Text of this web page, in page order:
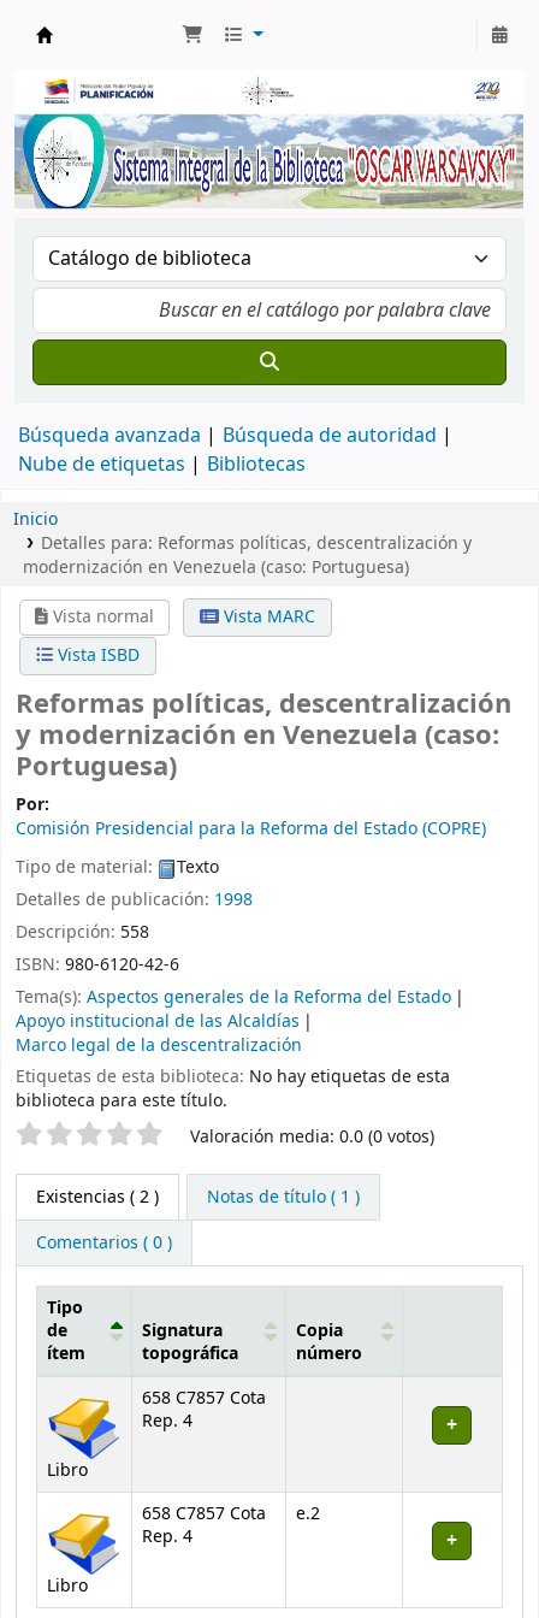
Búsqueda avanzada
Búsqueda de autoridad
Nube de etiquetas
Bibliotecas
Inicio
Detalles para: Reformas políticas, descentralización y
modernización en Venezuela (caso: Portuguesa)
Vista normal
Vista MARC
Vista ISBD
Reformas políticas, descentralización
y modernización en Venezuela (caso:
Portuguesa)
Por:
Comisión Presidencial para la Reforma del Estado (COPRE)
Tipo de material:
Texto
Detalles de publicación: 1998
Descripción: 558
ISBN: 980-6120-42-6
Tema(s): Aspectos generales de la Reforma del Estado
Apoyo institucional de las Alcaldías
Marco legal de la descentralización
Etiquetas de esta biblioteca: No hay etiquetas de esta
biblioteca para este título.
Valoración Valoración media: 0.0 (0 votos)
Existencias ( 2 )
Notas de título ( 1 )
Comentarios ( 0 )
Tipo
de
ítem
Signatura
topográfica
Copia
número
Libro
658 C7857 Cota
Rep. 4
Libro
658 C7857 Cota
Rep. 4
e.2